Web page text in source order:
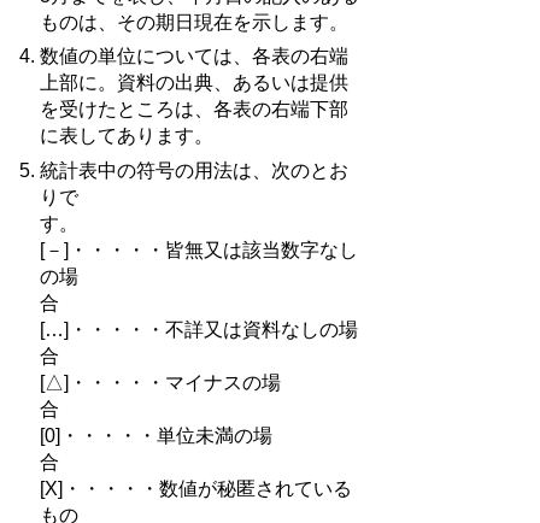
ものは、その期日現在を示します。
数値の単位については、各表の右端
上部に。資料の出典、あるいは提供
を受けたところは、各表の右端下部
に表してあります。
統計表中の符号の用法は、次のとお
りで
す
[－]・・・・・皆無又は該当数字なし
の場
[…]・・・・・不詳又は資料なしの場
[△]・・・・・マイナスの場
[0]・・・・・単位未満の場
[X]・・・・・数値が秘匿されている
もの